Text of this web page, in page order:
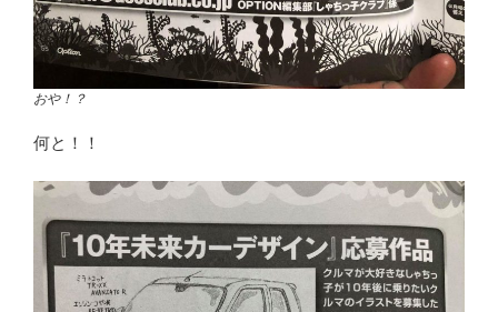
おや！？
何と！！